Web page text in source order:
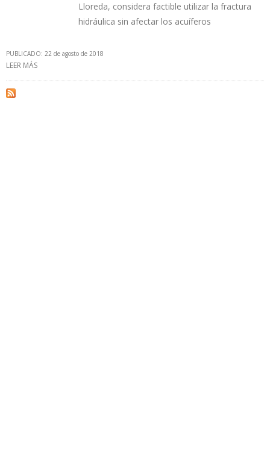
Lloreda, considera factible utilizar la fractura
hidráulica sin afectar los acuíferos
PUBLICADO: 22 de agosto de 2018
LEER MÁS